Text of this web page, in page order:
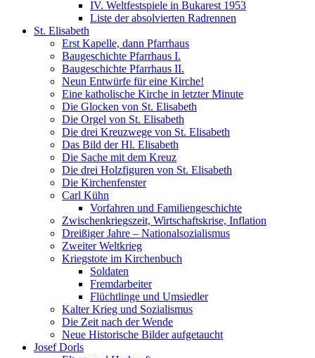
IV. Weltfestspiele in Bukarest 1953
Liste der absolvierten Radrennen
St. Elisabeth
Erst Kapelle, dann Pfarrhaus
Baugeschichte Pfarrhaus I.
Baugeschichte Pfarrhaus II.
Neun Entwürfe für eine Kirche!
Eine katholische Kirche in letzter Minute
Die Glocken von St. Elisabeth
Die Orgel von St. Elisabeth
Die drei Kreuzwege von St. Elisabeth
Das Bild der Hl. Elisabeth
Die Sache mit dem Kreuz
Die drei Holzfiguren von St. Elisabeth
Die Kirchenfenster
Carl Kühn
Vorfahren und Familiengeschichte
Zwischenkriegszeit, Wirtschaftskrise, Inflation
Dreißiger Jahre – Nationalsozialismus
Zweiter Weltkrieg
Kriegstote im Kirchenbuch
Soldaten
Fremdarbeiter
Flüchtlinge und Umsiedler
Kalter Krieg und Sozialismus
Die Zeit nach der Wende
Neue Historische Bilder aufgetaucht
Josef Dorls